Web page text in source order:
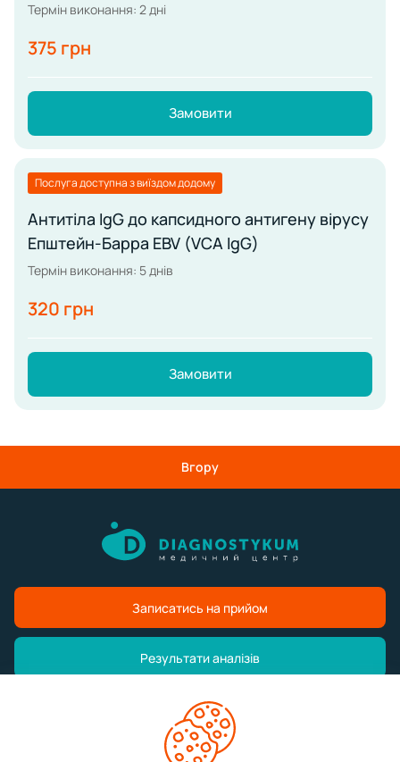
Термін виконання: 2 дні
375 грн
Замовити
Послуга доступна з виїздом додому
Антитіла IgG до капсидного антигену вірусу
Епштейн-Барра EBV (VCA IgG)
Термін виконання: 5 днів
320 грн
Замовити
Вгору
Записатись на прийом
Результати аналізів